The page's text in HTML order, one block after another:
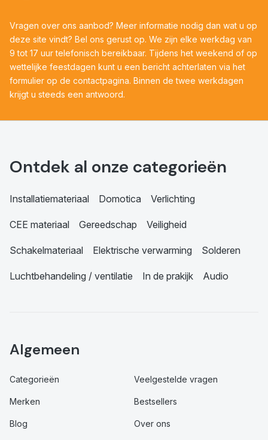
Vragen over ons aanbod? Meer informatie nodig dan wat u op
deze site vindt? Bel ons gerust op. We zijn elke werkdag van
9 tot 17 uur telefonisch bereikbaar. Tijdens het weekend of op
wettelijke feestdagen kunt u een bericht achterlaten via het
formulier op de contactpagina. Binnen de twee werkdagen
krijgt u steeds een antwoord.
Ontdek al onze categorieën
Installatiemateriaal Domotica Verlichting
CEE materiaal Gereedschap Veiligheid
Schakelmateriaal Elektrische verwarming Solderen
Luchtbehandeling / ventilatie In de prakijk Audio
Algemeen
Categorieën Veelgestelde vragen
Merken Bestsellers
Blog Over ons